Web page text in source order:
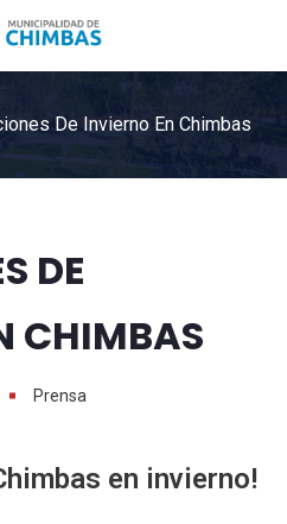
De Invierno En Chimbas
DE
CHIMBAS
Prensa
en invierno!